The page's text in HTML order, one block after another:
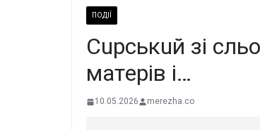
ПОДІЇ
Cupcькuй зi
мaтepiв i…
10.05.2026 merezha.co